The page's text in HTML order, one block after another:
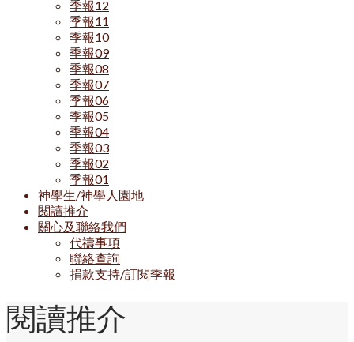
季報12
季報11
季報10
季報09
季報08
季報07
季報06
季報05
季報04
季報03
季報02
季報01
神學生/神學人園地
閱讀推介
關心及聯絡我們
代禱事項
聯絡查詢
捐款支持/訂閱季報
閱讀推介